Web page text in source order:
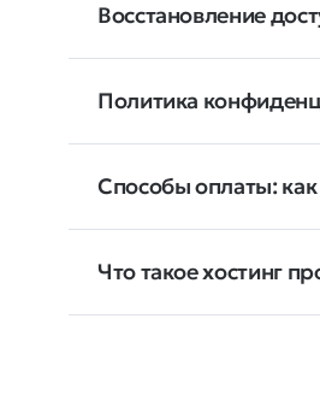
Восстановление
Политика
Способы оплаты: как
Что такое хостинг